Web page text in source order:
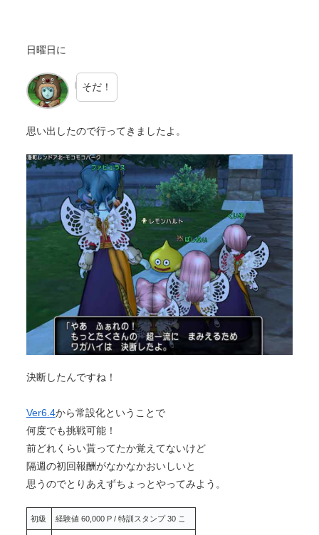
日曜日に
そだ！
思い出したので行ってきましたよ。
決断したんですね！
Ver6.4から常設化ということで
何度でも挑戦可能！
前どれくらい貰ってたか覚えてないけど
隔週の初回報酬がなかなかおいしいと
思うのでとりあえずちょっとやってみよう。
初級 経験値 60,000 P / 特訓スタンプ 30 こ